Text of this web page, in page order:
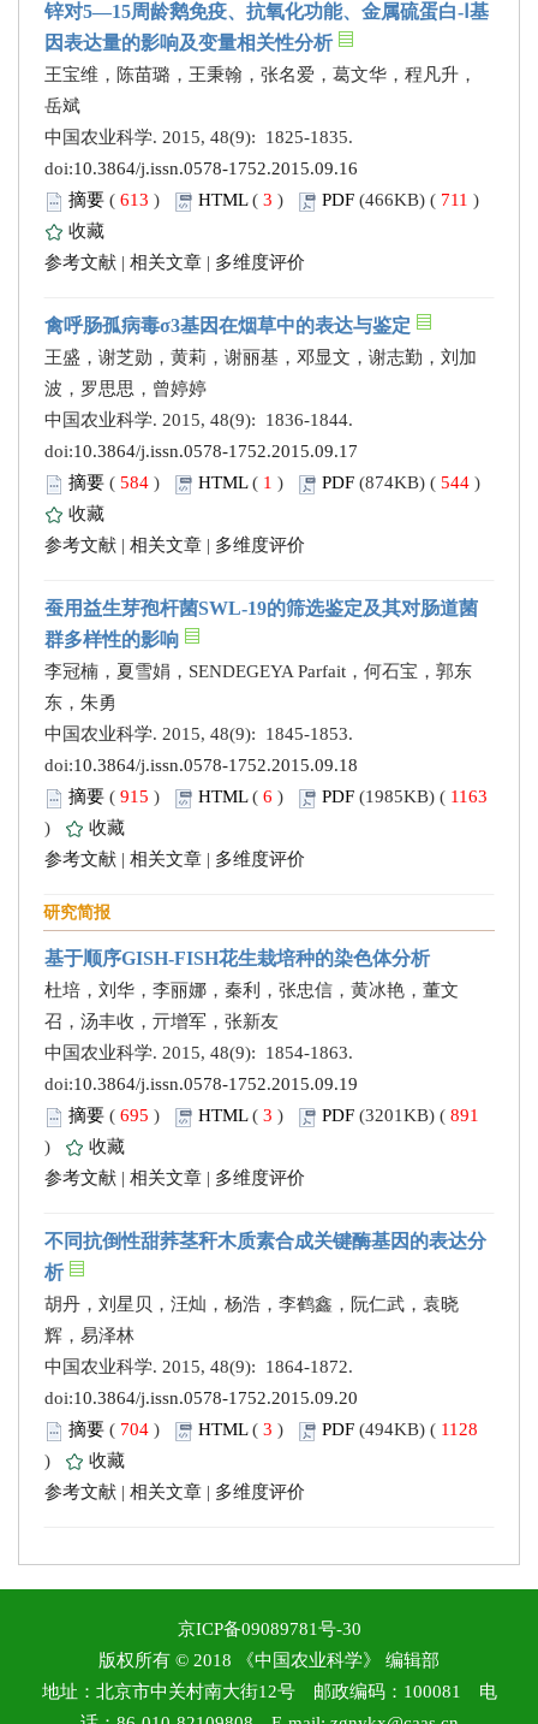
锌对5—15周龄鹅免疫、抗氧化功能、金属硫蛋白-Ⅰ基
因表达量的影响及变量相关性分析
王宝维，陈苗璐，王秉翰，张名爱，葛文华，程凡升，
岳斌
中国农业科学. 2015, 48(9): 1825-1835.
doi:10.3864/j.issn.0578-1752.2015.09.16
摘要 ( 613 ) HTML( 3 ) PDF (466KB) ( 711 )
收藏
参考文献 | 相关文章 | 多维度评价
禽呼肠孤病毒σ3基因在烟草中的表达与鉴定
王盛，谢芝勋，黄莉，谢丽基，邓显文，谢志勤，刘加
波，罗思思，曾婷婷
中国农业科学. 2015, 48(9): 1836-1844.
doi:10.3864/j.issn.0578-1752.2015.09.17
摘要 ( 584 ) HTML( 1 ) PDF (874KB) ( 544 )
收藏
参考文献 | 相关文章 | 多维度评价
蚕用益生芽孢杆菌SWL-19的筛选鉴定及其对肠道菌
群多样性的影响
李冠楠，夏雪娟，SENDEGEYA Parfait，何石宝，郭东
东，朱勇
中国农业科学. 2015, 48(9): 1845-1853.
doi:10.3864/j.issn.0578-1752.2015.09.18
摘要 ( 915 ) HTML( 6 ) PDF (1985KB) ( 1163
)
收藏
参考文献 | 相关文章 | 多维度评价
研究简报
基于顺序GISH-FISH花生栽培种的染色体分析
杜培，刘华，李丽娜，秦利，张忠信，黄冰艳，董文
召，汤丰收，亓增军，张新友
中国农业科学. 2015, 48(9): 1854-1863.
doi:10.3864/j.issn.0578-1752.2015.09.19
摘要 ( 695 ) HTML( 3 ) PDF (3201KB) ( 891
)
收藏
参考文献 | 相关文章 | 多维度评价
不同抗倒性甜荞茎秆木质素合成关键酶基因的表达分
析
胡丹，刘星贝，汪灿，杨浩，李鹤鑫，阮仁武，袁晓
辉，易泽林
中国农业科学. 2015, 48(9): 1864-1872.
doi:10.3864/j.issn.0578-1752.2015.09.20
摘要 ( 704 ) HTML( 3 ) PDF (494KB) ( 1128
)
收藏
参考文献 | 相关文章 | 多维度评价
京ICP备09089781号-30
版权所有 © 2018 《中国农业科学》 编辑部
地址：北京市中关村南大街12号 邮政编码：100081 电